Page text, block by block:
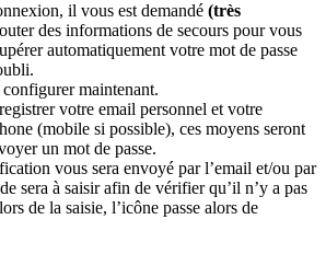
il vous est demandé (très
des informations de secours pour vous
automatiquement votre mot de passe
maintenant.
votre email personnel et votre
(mobile si possible), ces moyens seront
un mot de passe.
vous sera envoyé par l’email et/ou par
sera à saisir afin de vérifier qu’il n’y a pas
de la saisie, l’icône passe alors de